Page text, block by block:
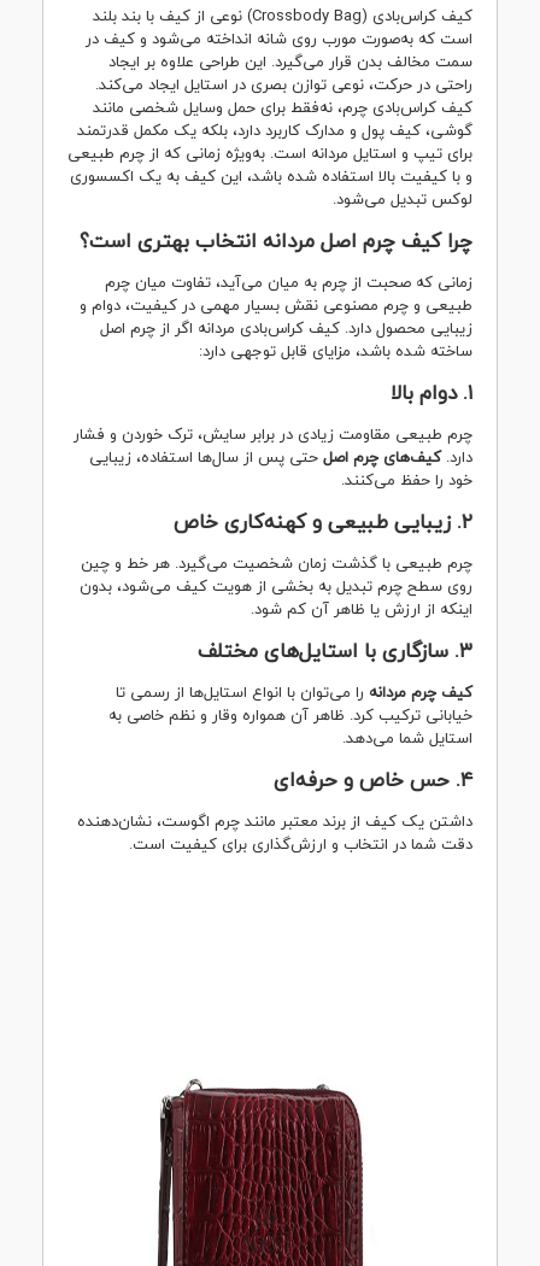
کیف کراس‌بادی (Crossbody Bag) نوعی از کیف با بند بلند
است که به‌صورت مورب روی شانه انداخته می‌شود و کیف در
سمت مخالف بدن قرار می‌گیرد. این طراحی علاوه بر ایجاد
راحتی در حرکت، نوعی توازن بصری در استایل ایجاد می‌کند.
کیف کراس‌بادی چرم، نه‌فقط برای حمل وسایل شخصی مانند
گوشی، کیف پول و مدارک کاربرد دارد، بلکه یک مکمل قدرتمند
برای تیپ و استایل مردانه است. به‌ویژه زمانی که از چرم طبیعی
و با کیفیت بالا استفاده شده باشد، این کیف به یک اکسسوری
لوکس تبدیل می‌شود.
چرا کیف چرم اصل مردانه انتخاب بهتری است؟
زمانی که صحبت از چرم به میان می‌آید، تفاوت میان چرم
طبیعی و چرم مصنوعی نقش بسیار مهمی در کیفیت، دوام و
زیبایی محصول دارد. کیف کراس‌بادی مردانه اگر از چرم اصل
ساخته شده باشد، مزایای قابل توجهی دارد:
۱. دوام بالا
چرم طبیعی مقاومت زیادی در برابر سایش، ترک خوردن و فشار
دارد.کیف‌های چرم اصلحتی پس از سال‌ها استفاده، زیبایی
خود را حفظ می‌کنند.
۲. زیبایی طبیعی و کهنه‌کاری خاص
چرم طبیعی با گذشت زمان شخصیت می‌گیرد. هر خط و چین
روی سطح چرم تبدیل به بخشی از هویت کیف می‌شود، بدون
اینکه از ارزش یا ظاهر آن کم شود.
۳. سازگاری با استایل‌های مختلف
کیف چرم مردانه را می‌توان با انواع استایل‌ها از رسمی تا
خیابانی ترکیب کرد. ظاهر آن همواره وقار و نظم خاصی به
استایل شما می‌دهد.
۴. حس خاص و حرفه‌ای
داشتن یک کیف از برند معتبر مانند چرم اگوست، نشان‌دهنده
دقت شما در انتخاب و ارزش‌گذاری برای کیفیت است.